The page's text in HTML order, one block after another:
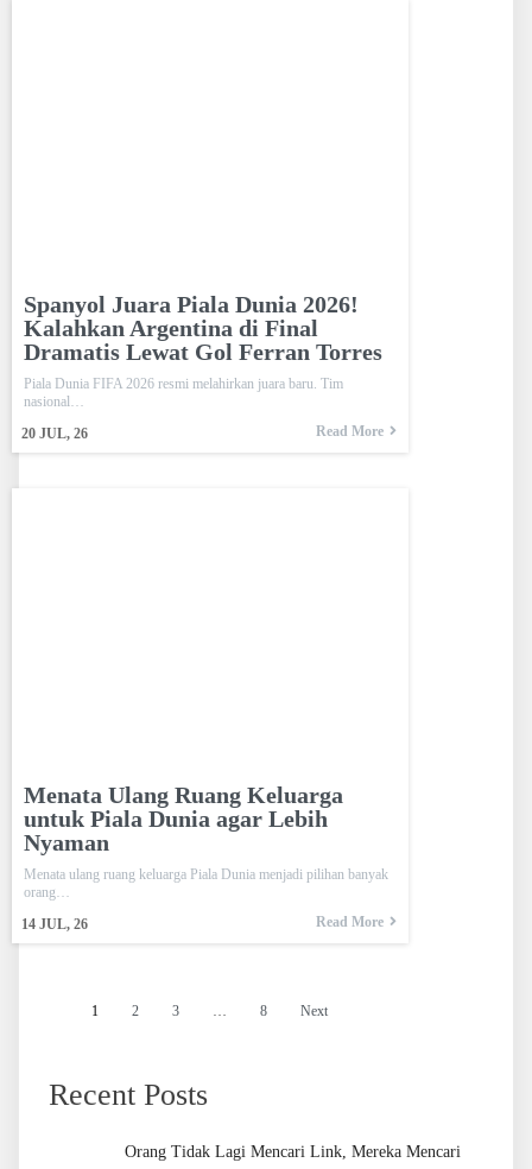
Spanyol Juara Piala Dunia 2026!
Kalahkan Argentina di Final
Dramatis Lewat Gol Ferran Torres
20 JUL, 26
Piala Dunia FIFA 2026 resmi melahirkan juara baru. Tim
nasional…
Read More
Menata Ulang Ruang Keluarga
untuk Piala Dunia agar Lebih
Nyaman
14 JUL, 26
Menata ulang ruang keluarga Piala Dunia menjadi pilihan banyak
orang…
Read More
1 2 3 … 8 Next
Recent Posts
Orang Tidak Lagi Mencari Link, Mereka Mencari